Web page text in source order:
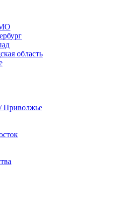
область
Приволжье